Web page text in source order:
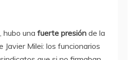
hubo una fuerte presión de la
Javier Milei: los funcionarios